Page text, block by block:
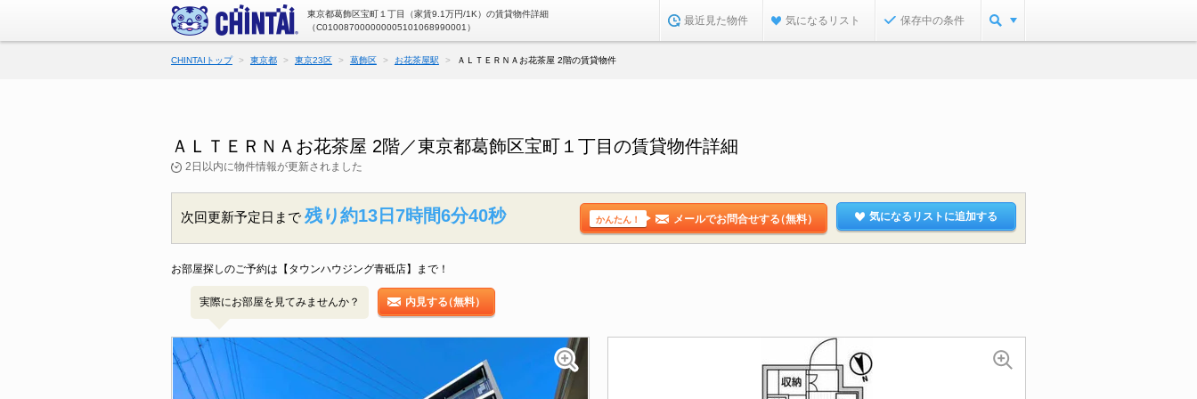
東京都葛飾区宝町１丁目（家賃9.1万円/1K）の賃貸物件詳細
（C010087000000005101068990001）
最近見た物件 気になるリスト 保存中の条件
CHINTAIトップ 東京都 東京23区 葛飾区 お花茶屋駅 ＡＬＴＥＲＮＡお花茶屋 2階の賃貸物件
ＡＬＴＥＲＮＡお花茶屋 2階／東京都葛飾区宝町１丁目の賃貸物件詳細
2日以内に物件情報が更新されました
次回更新予定日まで 残り約13日7時間6分39秒 かんたん！ メールでお問合せする（無料） 気になるリストに追加する
お部屋探しのご予約は【タウンハウジング青砥店】まで！
実際にお部屋を見てみませんか？ 内見する（無料）